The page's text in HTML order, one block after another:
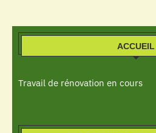
ACCUEIL
Travail de rénovation en cours